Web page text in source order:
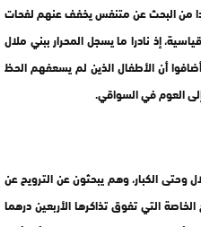
بدا من البحث عن متنفس يخفف عنهم لفحات
إذ نادرا ما يسجل المحرار ببني ملال
أن الأطفال الذين لم يسعفهم الحظ
العوم في السواقي.
وحتى الكبار، وهم يبحثون عن الترويح عن
التي تفوق تذاكرها الأربعين درهما